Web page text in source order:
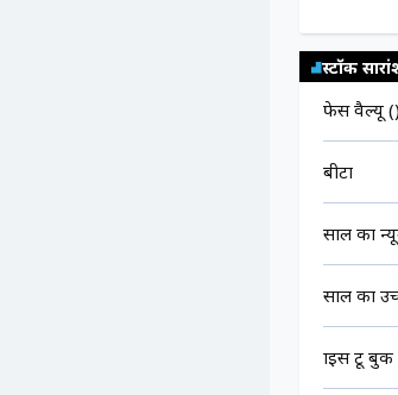
स्टॉक
फेस वैल्यू (₹)
बीटा
साल का
साल का
प्राइस टू